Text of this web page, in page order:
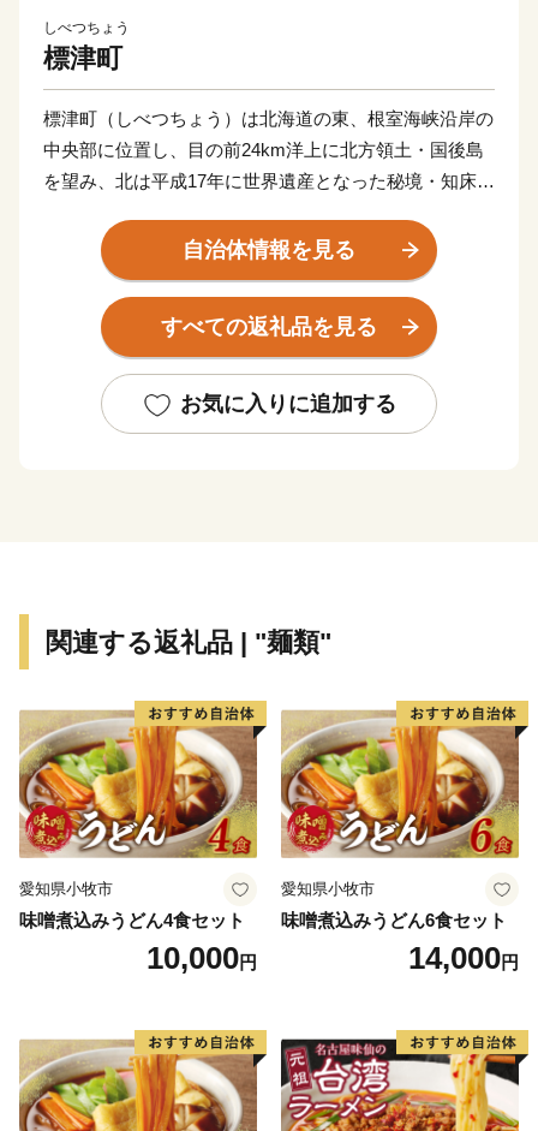
しべつちょう
標津町
標津町（しべつちょう）は北海道の東、根室海峡沿岸の
中央部に位置し、目の前24km洋上に北方領土・国後島
を望み、北は平成17年に世界遺産となった秘境・知床半
による登録湿地となった原生花園と野鳥の宝庫・野付半
島に囲まれ、知床連山の裾野に広がる平野部には大酪農
郷が形成されるなど、風光明媚な地です。町の面積は
624.69平方キロメートル、地形は釧路湿原から広がる根
並みなど海、山、川、平野の多様な地勢を有し、北海道
らしい雄大で豊かな自然環境のもと、国内屈指の漁獲を
自治体情報を見る
すべての返礼品を見る
お気に入りに追加する
関連する返礼品 | "麺類"
愛知県小牧市
味噌煮込みうどん4食セット
10,000円
愛知県小牧市
味噌煮込みうどん6食セット
14,000円